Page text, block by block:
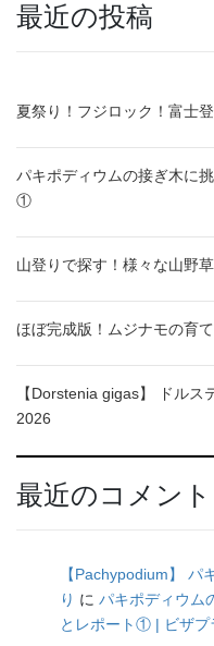
最近の投稿
夏祭り！フジロック！富士
パキポディウムの接ぎ木に
①
山登りで探す！様々な山野草
ほぼ完成版！ムジナモの育
【Dorstenia gigas】 ドル
2026
最近のコメント
【Pachypodium】 パ
り に パキポディウム
とレポート① | ビザプ